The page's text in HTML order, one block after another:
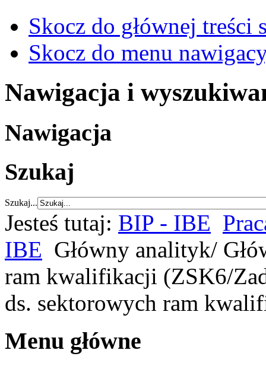
Skocz do głównej treści
Skocz do menu
Nawigacja i
Nawigacja
Szukaj
Szukaj...
Jesteś tutaj: BIP - IBE
IBE Główny analityk/
ram kwalifikacji (ZSK6/
ds. sektorowych ram
Menu główne